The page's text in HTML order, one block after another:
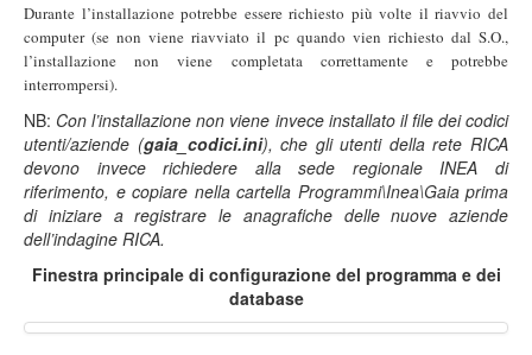
Durante l’installazione potrebbe essere richiesto più volte il riavvio del
computer (se non viene riavviato il pc quando vien richiesto dal S.O.,
l’installazione non viene completata correttamente e potrebbe
interrompersi).
NB: Con l’installazione non viene invece installato il file dei codici
utenti/aziende (gaia_codici.ini), che gli utenti della rete RICA
devono invece richiedere alla sede regionale INEA di
riferimento, e copiare nella cartella Programmi\Inea\Gaia prima
di iniziare a registrare le anagrafiche delle nuove aziende
dell’indagine RICA.
Finestra principale di configurazione del programma e dei
database